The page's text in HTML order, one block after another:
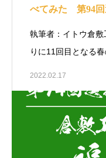
べてみた 第94
執筆者：イトウ倉
りに11回目となる
2022.02.17